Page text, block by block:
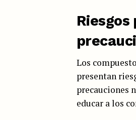
Los
presentan
precauciones
educar a los